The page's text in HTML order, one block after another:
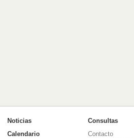
Noticias
Calendario
Consultas
Contacto